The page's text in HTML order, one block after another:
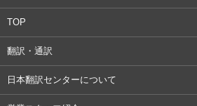
TOP
翻訳・通訳
日本翻訳センターについて